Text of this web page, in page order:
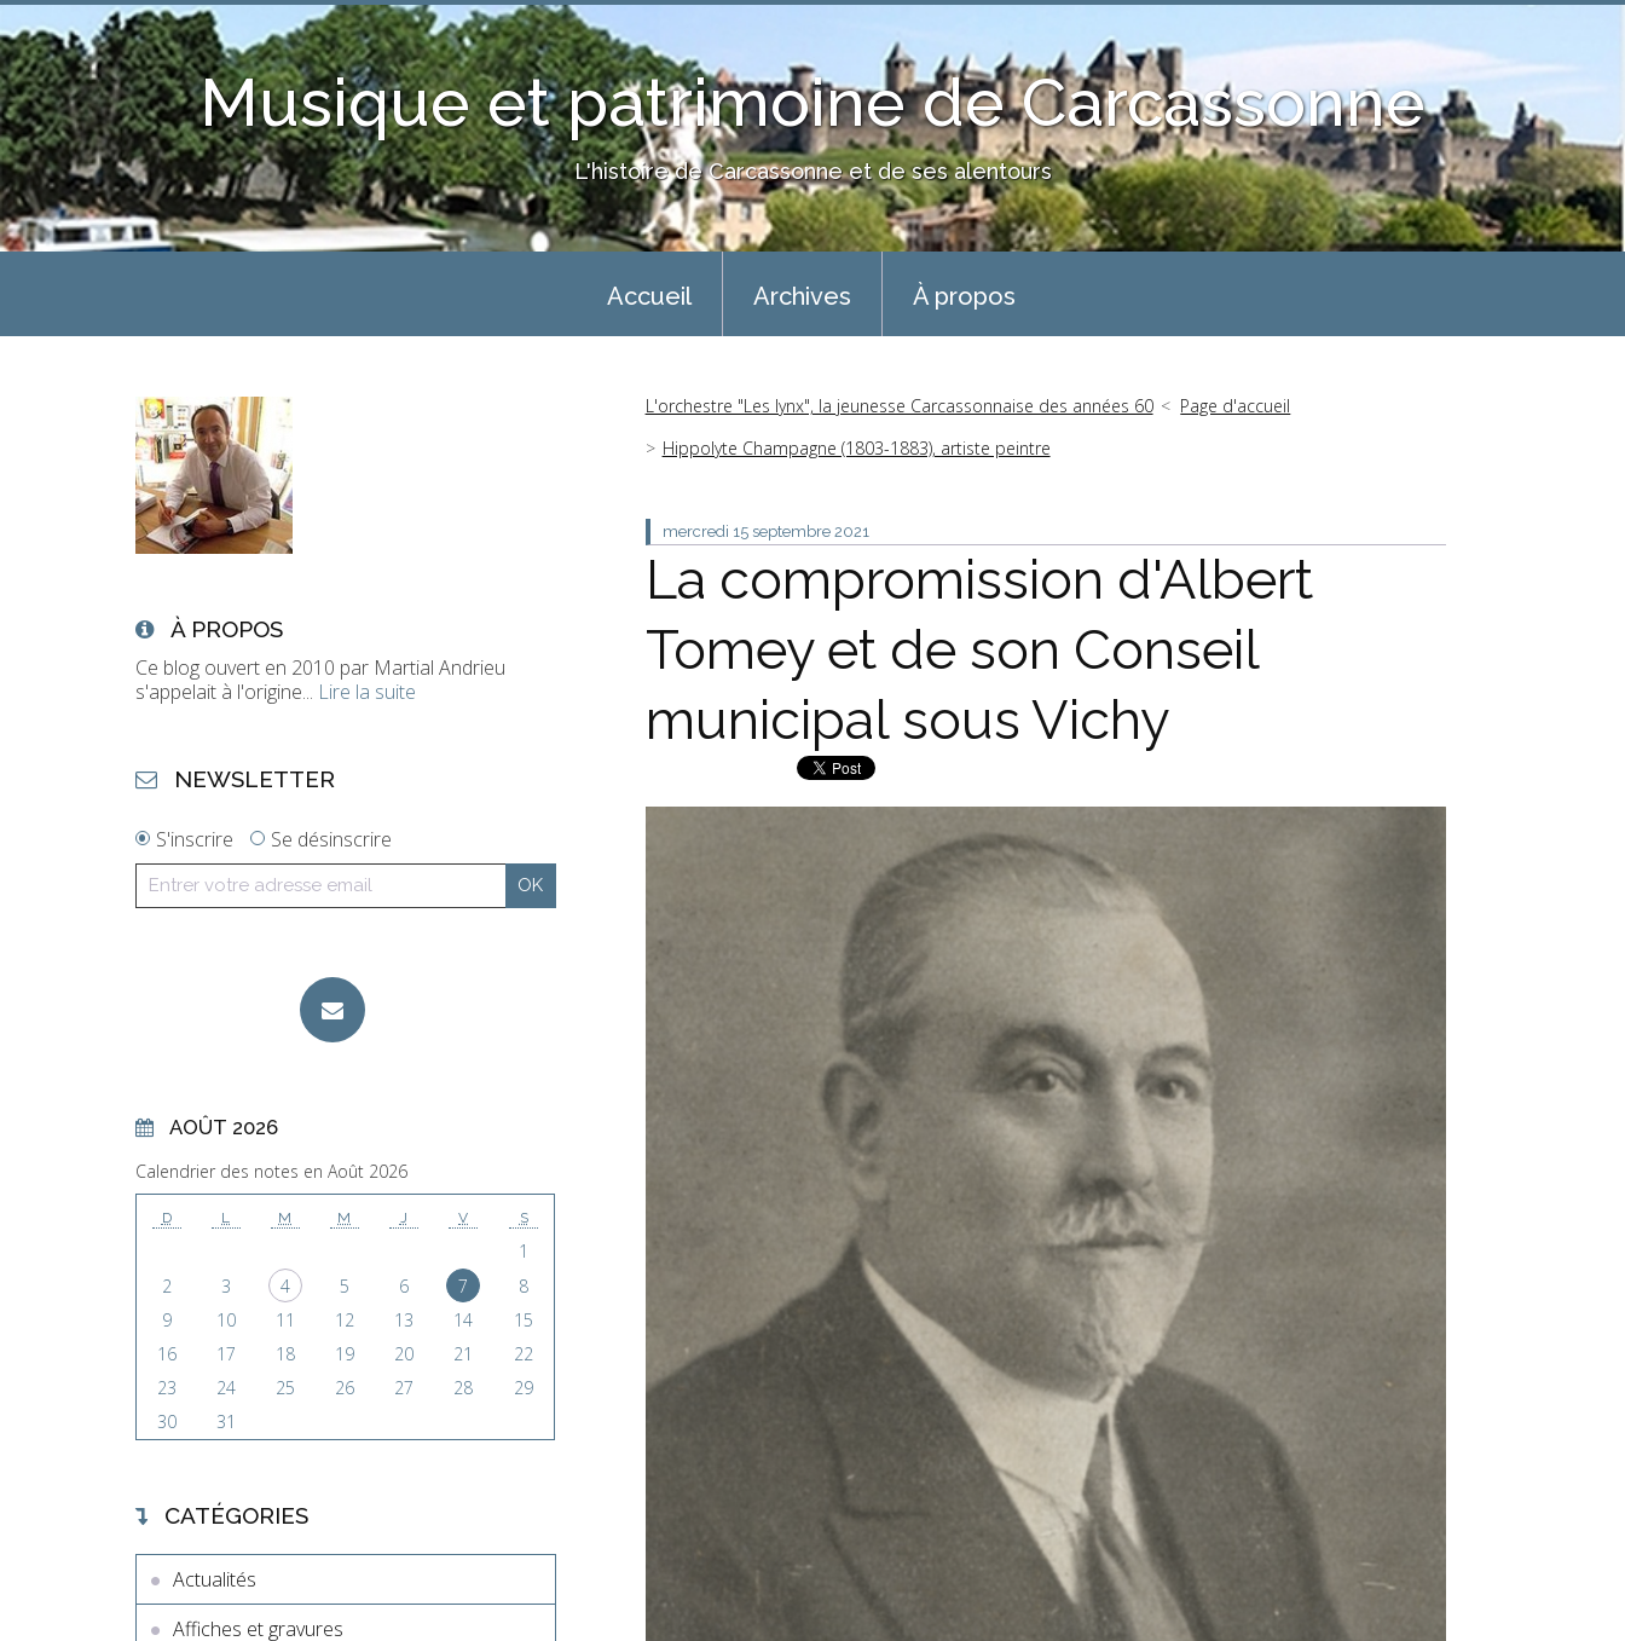
Musique et patrimoine de Carcassonne
L'histoire de Carcassonne et de ses alentours
Accueil Archives À propos
À PROPOS
Ce blog ouvert en 2010 par Martial Andrieu
s'appelait à l'origine... Lire la suite
NEWSLETTER
S'inscrire Se désinscrire
AOÛT 2026
Calendrier des notes en Août 2026
D L M M J V S
1
2
3 4 5 6 7
8
9
10 11 12 13 14
15
16
17 18 19 20 21
22
23
24 25 26 27 28
29
30
31
CATÉGORIES
Actualités
Affiches et gravures
L'orchestre "Les lynx", la jeunesse Carcassonnaise des années 60
Page d'accueil
Hippolyte Champagne (1803-1883), artiste peintre
mercredi 15 septembre 2021
La compromission d'Albert
Tomey et de son Conseil
municipal sous Vichy